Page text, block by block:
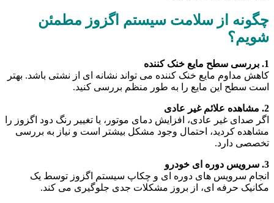
چگونه از سلامت سیستم اگزوز مطمئن
شویم؟
1. بررسی سطح مایع خنک کننده
کاهش مداوم مایع خنک کننده می تواند نشانه ای از نشتی باشد. بهتر
است سطح این مایع را به طور منظم بررسی کنید.
2. مشاهده علائم غیر عادی
اگر صدای غیر عادی، افزایش دمای موتور، یا تغییر رنگ دود اگزوز را
مشاهده کردید، احتمال وجود مشکل بیشتر است و نیاز به بررسی
تخصصی دارد.
3. سرویس دوره ای خودرو
انجام سرویس های دوره ای و چکاپ سیستم اگزوز توسط یک
مکانیک حرفه ای، از بروز مشکلات جدی جلوگیری می کند.